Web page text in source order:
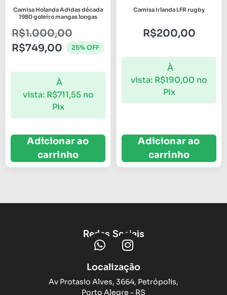
Camisa Holanda Adidas década
1980 goleiro mangas longas
R$1.000,00
R$749,00 25% OFF
À
vista: R$711,55 no
Pix
Adicionar ao
carrinho
Camisa Irlanda LFR rugby
R$200,00
À
vista: R$190,00 no
Pix
Adicionar ao
carrinho
Redes Sociais
Localização
Av Protasio Alves, 3664, Petrópolis,
Porto Alegre - RS